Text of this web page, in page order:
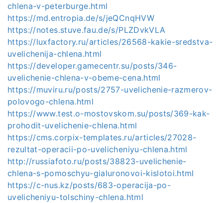
chlena-v-peterburge.html
https://md.entropia.de/s/jeQCnqHVW
https://notes.stuve.fau.de/s/PLZDvkVLA
https://luxfactory.ru/articles/26568-kakie-sredstva-
uvelichenija-chlena.html
https://developer.gamecentr.su/posts/346-
uvelichenie-chlena-v-obeme-cena.html
https://muviru.ru/posts/2757-uvelichenie-razmerov-
polovogo-chlena.html
https://www.test.o-mostovskom.su/posts/369-kak-
prohodit-uvelichenie-chlena.html
https://cms.corpix-templates.ru/articles/27028-
rezultat-operacii-po-uvelicheniyu-chlena.html
http://russiafoto.ru/posts/38823-uvelichenie-
chlena-s-pomoschyu-gialuronovoi-kislotoi.html
https://c-nus.kz/posts/683-operacija-po-
uvelicheniyu-tolschiny-chlena.html